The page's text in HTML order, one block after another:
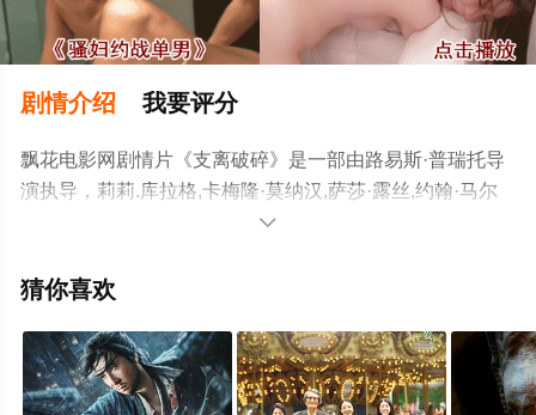
剧情介绍 我要评分
飘花电影网剧情片《支离破碎》是一部由路易斯·普瑞托导
演执导，莉莉.库拉格,卡梅隆·莫纳汉,萨莎·露丝,约翰·马尔
科维奇,弗兰克·格里罗,阿什·桑托斯,詹姆斯·C·伯恩斯,达特·
影，大结局剧情已揭晓（1-1全集），手机免费观看高清未
至豆瓣电影、电视猫或剧情网等平台了解。

猜你喜欢